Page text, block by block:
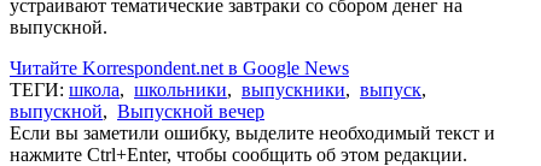
устраивают тематические завтраки со сбором денег на
выпускной.
Читайте Korrespondent.net в Google News
ТЕГИ: школа, школьники, выпускники, выпуск,
выпускной, Выпускной вечер
Если вы заметили ошибку, выделите необходимый текст и
нажмите Ctrl+Enter, чтобы сообщить об этом редакции.